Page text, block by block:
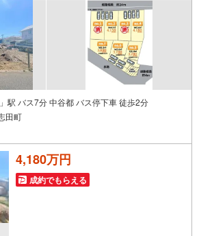
駅 バス7分 中谷都 バス停下車 徒歩2分
田町
4,180万円
成約でもらえる